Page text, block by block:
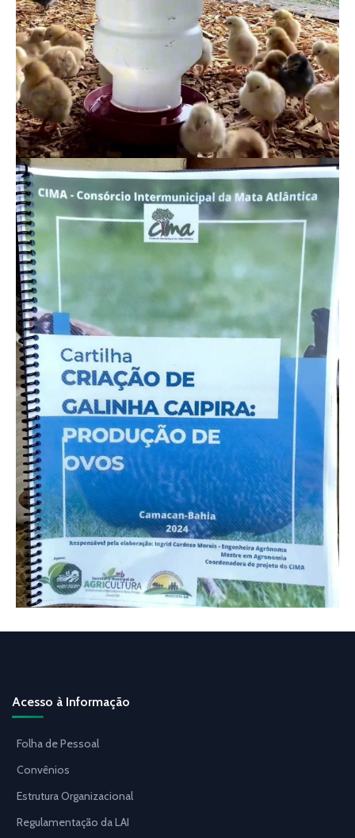
Acesso à Informação
Folha de Pessoal
Convênios
Estrutura Organizacional
Regulamentação da LAI